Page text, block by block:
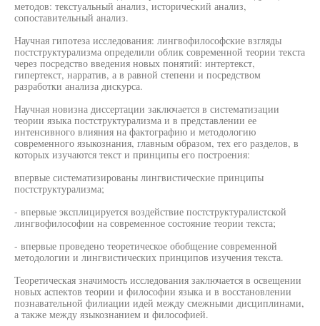
методов: текстуальный анализ, исторический анализ,
сопоставительный анализ.
Научная гипотеза исследования: лингвофилософские взгляды
постструктурализма определили облик современной теории текста
через посредство введения новых понятий: интертекст,
гипертекст, нарратив, а в равной степени и посредством
разработки анализа дискурса.
Научная новизна диссертации заключается в систематизации
теории языка постструктурализма и в представлении ее
интенсивного влияния на фактографию и методологию
современного языкознания, главным образом, тех его разделов, в
которых изучаются текст и принципы его построения:
впервые систематизированы лингвистические принципы
постструктурализма;
- впервые эксплицируется воздействие постструктуралистской
лингвофилософии на современное состояние теории текста;
- впервые проведено теоретическое обобщение современной
методологии и лингвистических принципов изучения текста.
Теоретическая значимость исследования заключается в освещении
новых аспектов теории и философии языка и в восстановлении
познавательной филиации идей между смежными дисциплинами,
а также между языкознанием и философией.